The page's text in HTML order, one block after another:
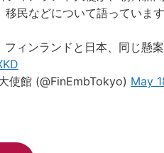
民などについて語っています
フィンランドと日本、同じ
使館 (@FinEmbTokyo) May